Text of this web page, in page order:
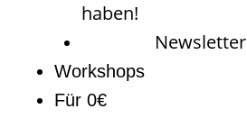
haben!
Newsletter
Workshops
Für 0€